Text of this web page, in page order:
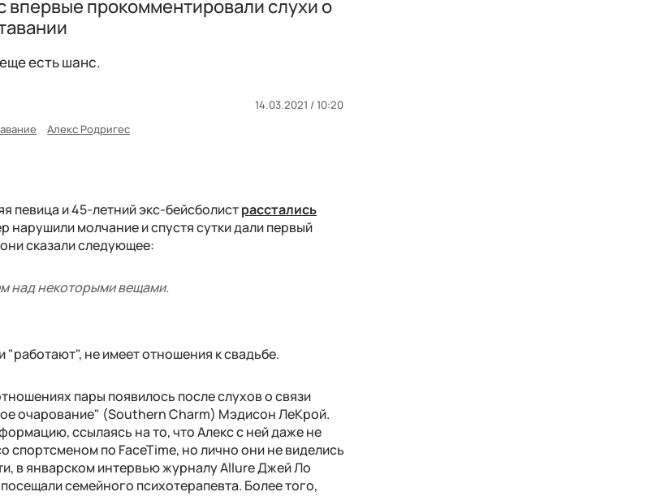
прокомментировали слухи о
есть шанс.
14.03.2021 / 10:20
Алекс Родригес
певица и 45-летний экс-бейсболистрасстались
нарушили молчание и спустя сутки дали первый
сказали следующее:
над некоторыми вещами.
не имеет отношения к свадьбе.
пары появилось после слухов о связи
очарование" (Southern Charm) Мэдисон ЛеКрой.
ссылаясь на то, что Алекс с ней даже не
спортсменом по FaceTime, но лично они не виделись
в январском интервью журналу Allure Джей Ло
семейного психотерапевта. Более того,